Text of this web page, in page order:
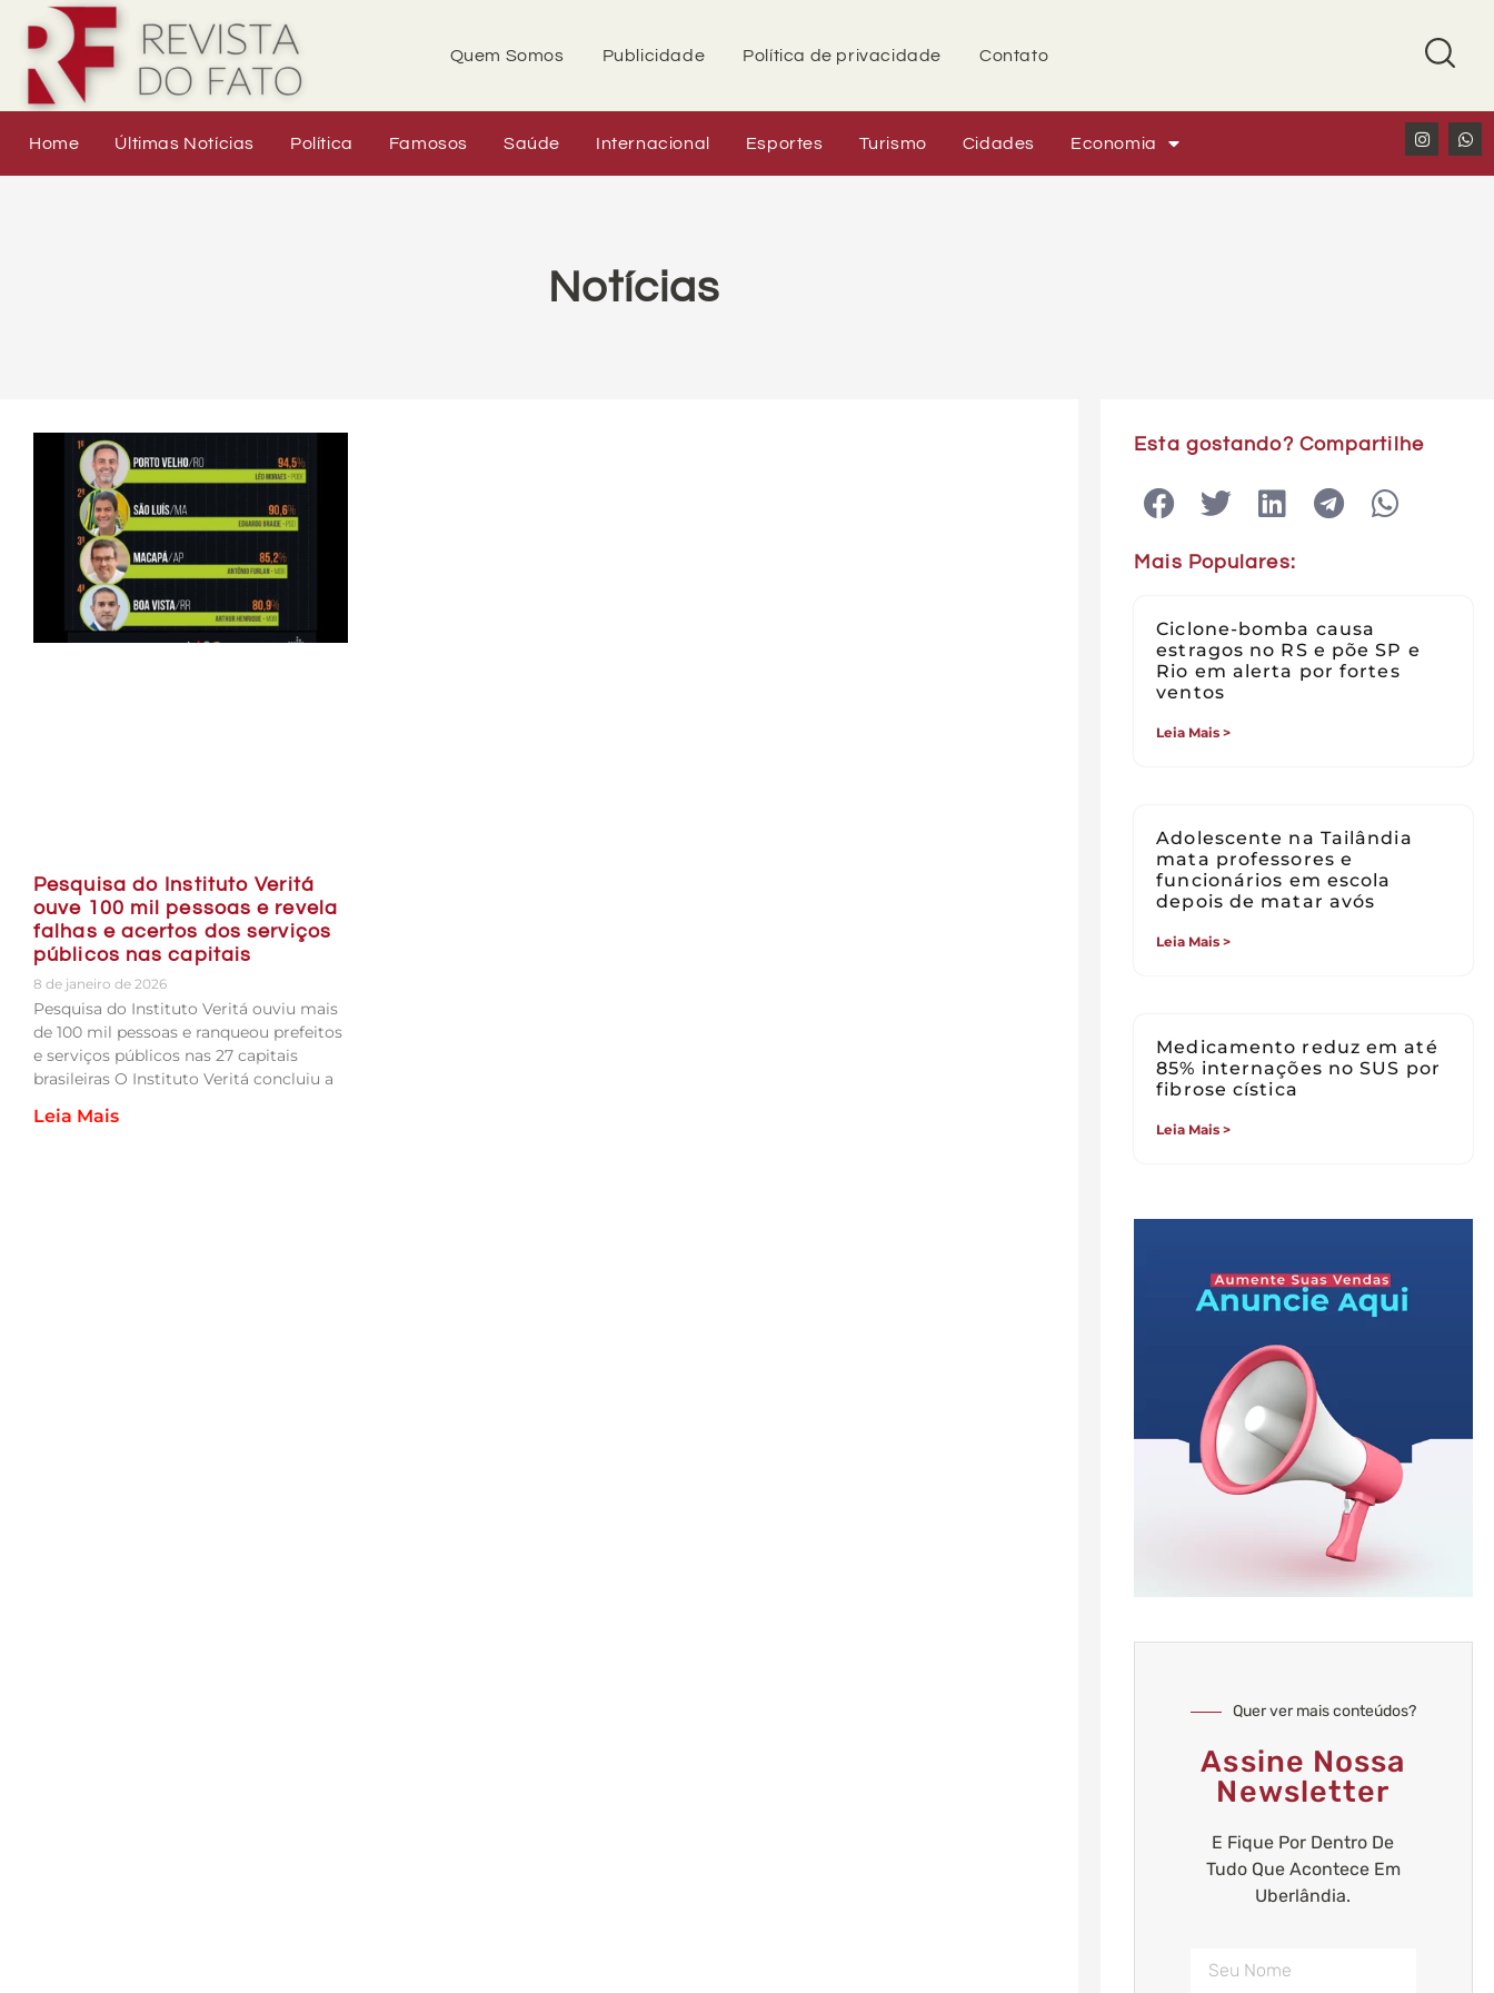
Quem Somos Publicidade Política de privacidade Contato
Home Últimas Notícias Política Famosos Saúde Internacional Esportes Turismo Cidades Economia
Notícias
Pesquisa do Instituto Veritá
ouve 100 mil pessoas e revela
falhas e acertos dos serviços
públicos nas capitais
8 de janeiro de 2026
Pesquisa do Instituto Veritá ouviu mais
de 100 mil pessoas e ranqueou prefeitos
e serviços públicos nas 27 capitais
brasileiras O Instituto Veritá concluiu a
Leia Mais
Esta gostando? Compartilhe
Mais Populares:
Ciclone-bomba causa
estragos no RS e põe SP e
Rio em alerta por fortes
ventos
Leia Mais >
Adolescente na Tailândia
mata professores e
funcionários em escola
depois de matar avós
Leia Mais >
Medicamento reduz em até
85% internações no SUS por
fibrose cística
Leia Mais >
Quer ver mais conteúdos?
Assine Nossa
Newsletter
E Fique Por Dentro De
Tudo Que Acontece Em
Uberlândia.